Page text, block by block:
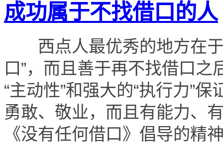
成功属于不找借口的人
西点人最优秀的地方在于
口”，而且善于再不找借口之
“主动性”和强大的“执行力”
勇敢、敬业，而且有能力、
《没有任何借口》倡导的精